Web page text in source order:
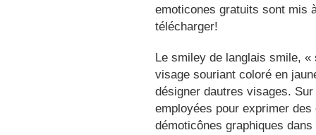
emoticones gratuits sont mis
télécharger!
Le smiley de langlais smile,
visage souriant coloré en
désigner dautres visages.
employées pour exprimer
démoticônes graphiques